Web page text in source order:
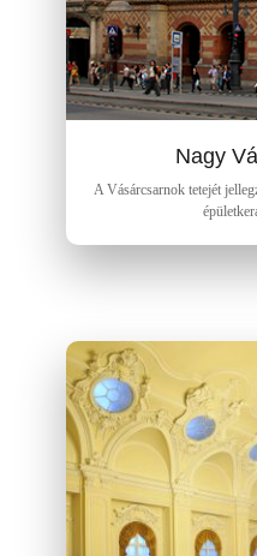
Nagy
A Vásárcsarnok tetejét